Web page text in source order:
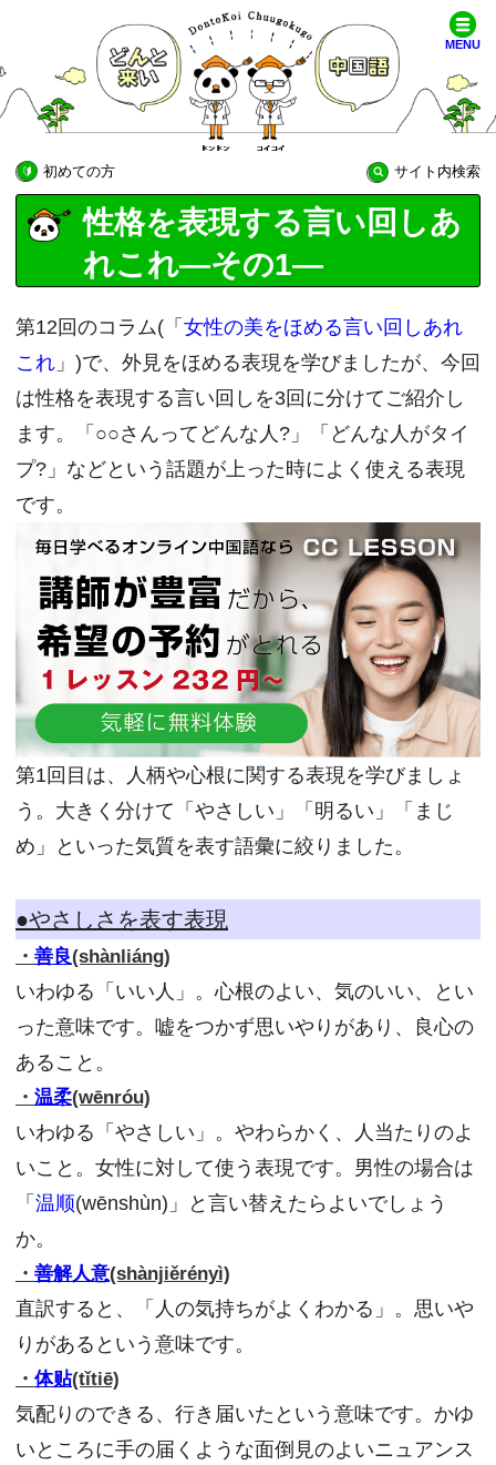
MENU
初めての方 サイト内検索
性格を表現する言い回しあ
れこれ―その1―
第12回のコラム(「 女性の美をほめる言い回しあれ
これ 」)で、外見をほめる表現を学びましたが、今回
は性格を表現する言い回しを3回に分けてご紹介し
ます。「○○さんってどんな人?」「どんな人がタイ
プ?」などという話題が上った時によく使える表現
です。
第1回目は、人柄や心根に関する表現を学びましょ
う。大きく分けて「やさしい」「明るい」「まじ
め」といった気質を表す語彙に絞りました。
●やさしさを表す表現
・ 善良(shànliáng)
いわゆる「いい人」。心根のよい、気のいい、とい
った意味です。嘘をつかず思いやりがあり、良心の
あること。
・ 温柔(wēnróu)
いわゆる「やさしい」。やわらかく、人当たりのよ
いこと。女性に対して使う表現です。男性の場合は
「 温顺(wēnshùn)」と言い替えたらよいでしょう
か。
・ 善解人意(shànjiěrényì)
直訳すると、「人の気持ちがよくわかる」。思いや
りがあるという意味です。
・ 体贴(tǐtiē)
気配りのできる、行き届いたという意味です。かゆ
いところに手の届くような面倒見のよいニュアンス